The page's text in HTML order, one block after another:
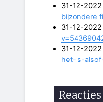
31-12-2022
bijzondere
31-12-2022
31-12-2022
het-is-
Reacties